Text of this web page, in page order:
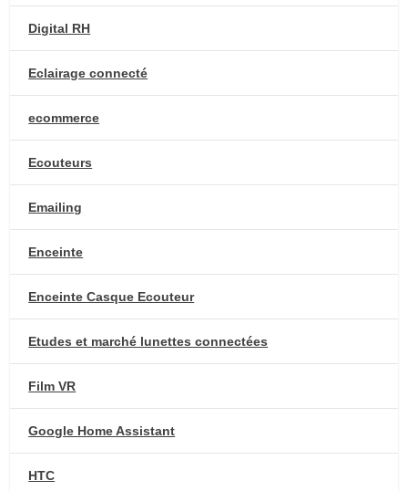
Digital RH
Eclairage connecté
ecommerce
Ecouteurs
Emailing
Enceinte
Enceinte Casque Ecouteur
Etudes et marché lunettes connectées
Film VR
Google Home Assistant
HTC